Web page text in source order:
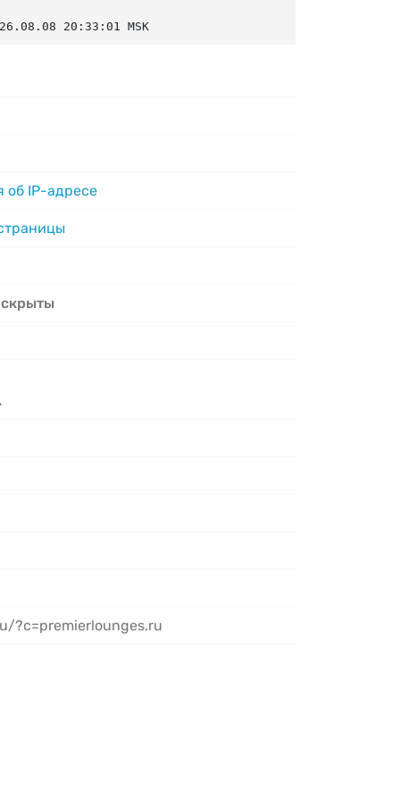
20:33:01 MSK
об IP-адресе
?c=premierlounges.ru